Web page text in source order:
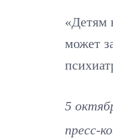
«Детям
может
5
пресс-